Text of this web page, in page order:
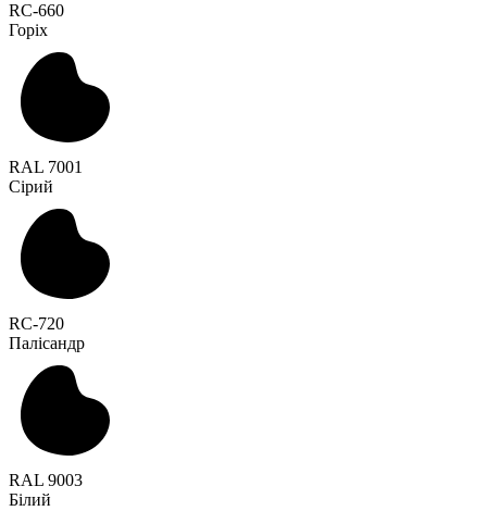
RC-660
Горіх
RAL 7001
Сірий
RC-720
Палісандр
RAL 9003
Білий